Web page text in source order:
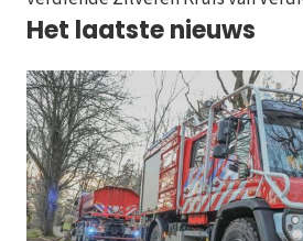
Het laatste nieuws